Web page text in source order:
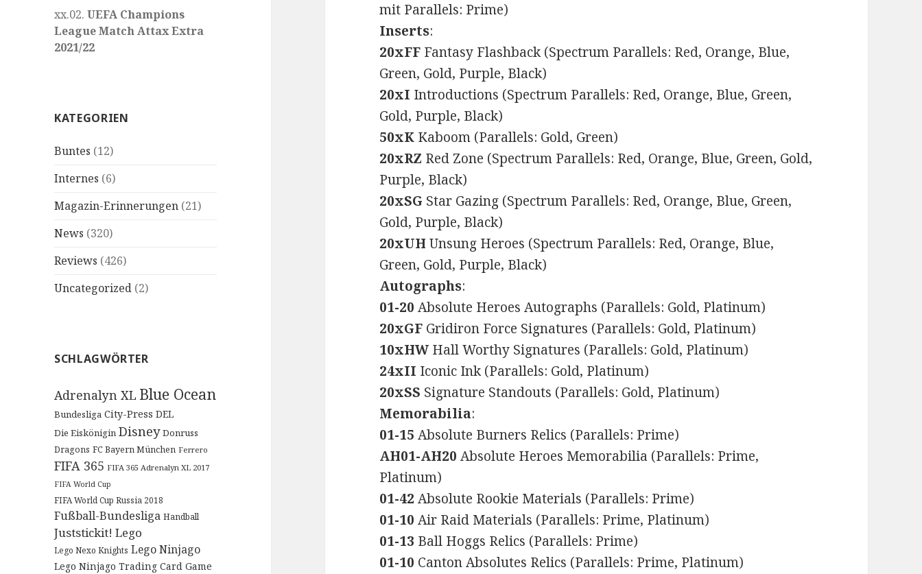
xx.02.UEFA Champions
League Match Attax Extra
2021/22
KATEGORIEN
Buntes (12)
Internes (6)
Magazin-Erinnerungen (21)
News (320)
Reviews (426)
Uncategorized (2)
SCHLAGWÖRTER
Adrenalyn XL Blue Ocean
Bundesliga City-Press DEL
Die Eiskönigin Disney Donruss
Dragons FC Bayern München Ferrero
FIFA 365 FIFA 365 Adrenalyn XL 2017
FIFA World Cup
FIFA World Cup Russia 2018
Fußball-Bundesliga Handball
Juststickit! Lego
Lego Nexo Knights Lego Ninjago
Lego Ninjago Trading Card Game
mit Parallels: Prime)
Inserts:
20xFF Fantasy Flashback (Spectrum Parallels: Red, Orange, Blue,
Green, Gold, Purple, Black)
20xI Introductions (Spectrum Parallels: Red, Orange, Blue, Green,
Gold, Purple, Black)
50xK Kaboom (Parallels: Gold, Green)
20xRZ Red Zone (Spectrum Parallels: Red, Orange, Blue, Green, Gold,
Purple, Black)
20xSG Star Gazing (Spectrum Parallels: Red, Orange, Blue, Green,
Gold, Purple, Black)
20xUH Unsung Heroes (Spectrum Parallels: Red, Orange, Blue,
Green, Gold, Purple, Black)
Autographs:
01-20 Absolute Heroes Autographs (Parallels: Gold, Platinum)
20xGF Gridiron Force Signatures (Parallels: Gold, Platinum)
10xHW Hall Worthy Signatures (Parallels: Gold, Platinum)
24xII Iconic Ink (Parallels: Gold, Platinum)
20xSS Signature Standouts (Parallels: Gold, Platinum)
Memorabilia:
01-15 Absolute Burners Relics (Parallels: Prime)
AH01-AH20 Absolute Heroes Memorabilia (Parallels: Prime,
Platinum)
01-42 Absolute Rookie Materials (Parallels: Prime)
01-10 Air Raid Materials (Parallels: Prime, Platinum)
01-13 Ball Hoggs Relics (Parallels: Prime)
01-10 Canton Absolutes Relics (Parallels: Prime, Platinum)